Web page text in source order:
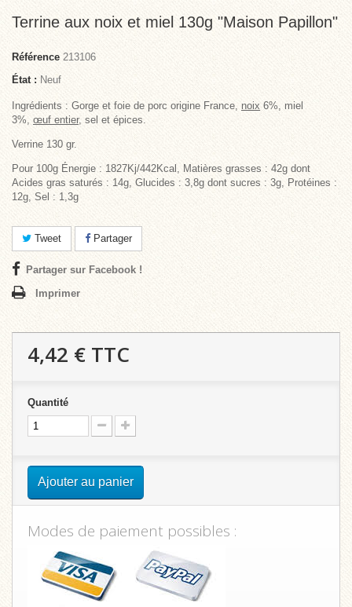
Terrine aux noix et miel 130g "Maison Papillon"
Référence 213106
État : Neuf
Ingrédients : Gorge et foie de porc origine France, noix 6%, miel
3%, œuf entier, sel et épices.
Verrine 130 gr.
Pour 100g Énergie : 1827Kj/442Kcal, Matières grasses : 42g dont
Acides gras saturés : 14g, Glucides : 3,8g dont sucres : 3g, Protéines :
12g, Sel : 1,3g
Tweet Partager
Partager sur Facebook !
Imprimer
4,42 € TTC
Quantité
Ajouter au panier
Modes de paiement possibles :